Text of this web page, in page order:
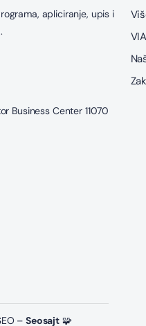
apliciranje, upis i
Business Center 11070
–Seosajt 🧩